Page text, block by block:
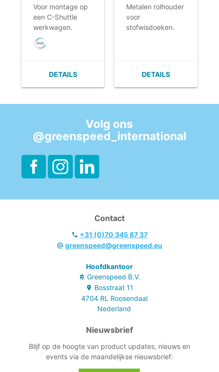
Voor montage op
een C-Shuttle
werkwagen.
DETAILS
rolhouder
Metalen rolhouder
voor
stofwisdoeken.
DETAILS
Volg ons
@greenspeed_international
Contact
+31 (0)70 345 87 37
greenspeed@greenspeed.eu
Hoofdkantoor
Greenspeed B.V.
Bosstraat 11
4704 RL Roosendaal
Nederland
Nieuwsbrief
Blijf op de hoogte van product updates, nieuws en
events via de maandelijkse nieuwsbrief: